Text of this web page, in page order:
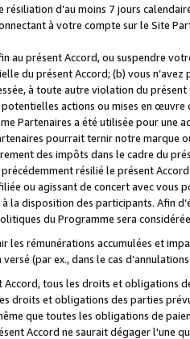
résiliation d’au moins 7 jours
à votre compte sur le Site
au présent Accord, ou suspendre
du présent Accord; (b) vous
à toute autre violation du
actions ou mises en
Partenaires a été utilisée pour une
pourrait ternir notre marque
des impôts dans le cadre du
résilié le présent
ou agissant de concert avec vous
la disposition des participants. Afin
du Programme sera
les rémunérations accumulées et
(par ex., dans le cas
tous les droits et obligations
droits et obligations des parties
que toutes les obligations de
Accord ne saurait dégager l'une